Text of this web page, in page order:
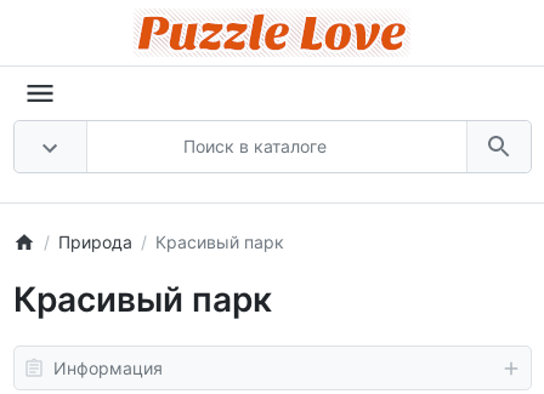
Природа Красивый парк
Красивый парк
Информация